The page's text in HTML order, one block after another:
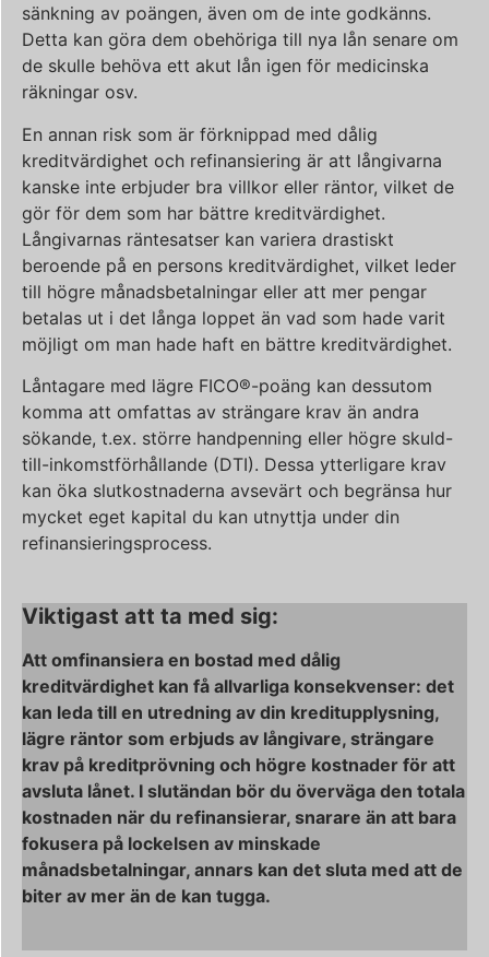
sänkning av poängen, även om de inte godkänns.
Detta kan göra dem obehöriga till nya lån senare om
de skulle behöva ett akut lån igen för medicinska
räkningar osv.
En annan risk som är förknippad med dålig
kreditvärdighet och refinansiering är att långivarna
kanske inte erbjuder bra villkor eller räntor, vilket de
gör för dem som har bättre kreditvärdighet.
Långivarnas räntesatser kan variera drastiskt
beroende på en persons kreditvärdighet, vilket leder
till högre månadsbetalningar eller att mer pengar
betalas ut i det långa loppet än vad som hade varit
möjligt om man hade haft en bättre kreditvärdighet.
Låntagare med lägre FICO®-poäng kan dessutom
komma att omfattas av strängare krav än andra
sökande, t.ex. större handpenning eller högre skuld-
till-inkomstförhållande (DTI). Dessa ytterligare krav
kan öka slutkostnaderna avsevärt och begränsa hur
mycket eget kapital du kan utnyttja under din
refinansieringsprocess.
Viktigast att ta med sig:
Att omfinansiera en bostad med dålig
kreditvärdighet kan få allvarliga konsekvenser: det
kan leda till en utredning av din kreditupplysning,
lägre räntor som erbjuds av långivare, strängare
krav på kreditprövning och högre kostnader för att
avsluta lånet. I slutändan bör du överväga den totala
kostnaden när du refinansierar, snarare än att bara
fokusera på lockelsen av minskade
månadsbetalningar, annars kan det sluta med att de
biter av mer än de kan tugga.